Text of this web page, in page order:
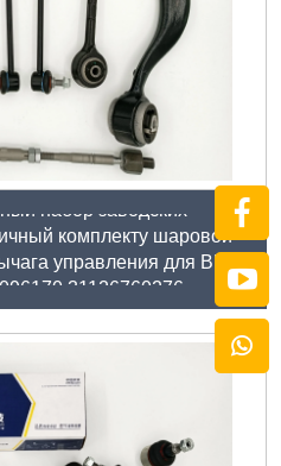
набор заводских
комплекту шаровой
управления для BMW
31126760276